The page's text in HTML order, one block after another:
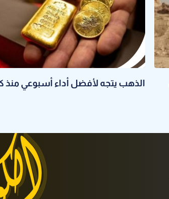
الذهب يتجه لأفضل أداء أسبوعي منذ